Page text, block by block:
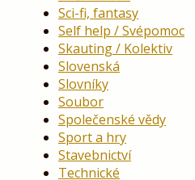
Sci-fi, fantasy
Self help / Svépomoc
Skauting / Kolektiv
Slovenská
Slovníky
Soubor
Společenské vědy
Sport a hry
Stavebnictví
Technické